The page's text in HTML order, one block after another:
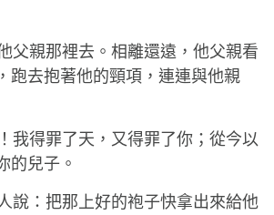
父親那裡去。相離還遠，他父親看
跑去抱著他的頸項，連連與他親
我得罪了天，又得罪了你；從今以
的兒子。
說：把那上好的袍子快拿出來給他